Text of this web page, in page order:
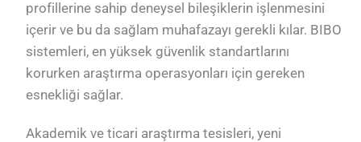
profillerine sahip deneysel bileşiklerin işlenmesini
içerir ve bu da sağlam muhafazayı gerekli kılar. BIBO
sistemleri, en yüksek güvenlik standartlarını
korurken araştırma operasyonları için gereken
esnekliği sağlar.
Akademik ve ticari araştırma tesisleri, yeni